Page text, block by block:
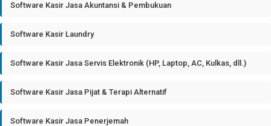
Software Kasir Jasa Akuntansi & Pembukuan
Software Kasir Laundry
Software Kasir Jasa Servis Elektronik (HP, Laptop, AC, Kulkas, dll.)
Software Kasir Jasa Pijat & Terapi Alternatif
Software Kasir Jasa Penerjemah